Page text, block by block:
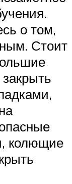
о том,
Стоит
колющие